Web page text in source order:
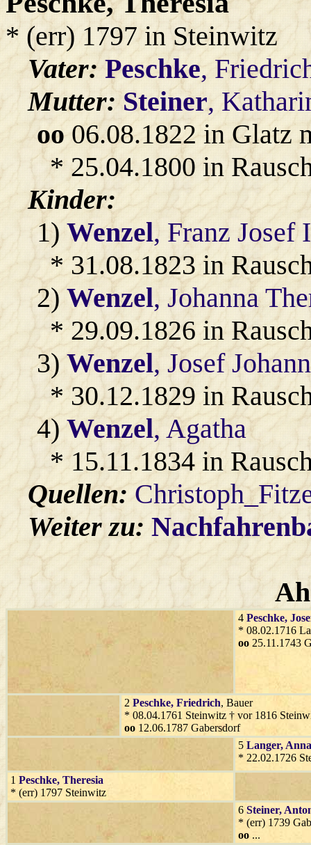
* (err) 1797 in Steinwitz
Vater:Peschke,
Mutter:Steiner,
oo06.08.1822 in Glatz
* 25.04.1800 in
Kinder:
1)Wenzel, Franz Josef
* 31.08.1823 in
2)Wenzel, Johanna
* 29.09.1826 in
3)Wenzel, Josef
* 30.12.1829 in
4)Wenzel, Agatha
* 15.11.1834 in
Quellen:
Weiter zu:
4 Peschke,
* 08.02.1716
oo 25.11.1743
2 Peschke, Friedrich, Bauer
* 08.04.1761 Steinwitz † vor 1816
oo 12.06.1787 Gabersdorf
5 Langer,
* 22.02.1726
1 Peschke, Theresia
* (err) 1797 Steinwitz
6 Steiner,
* (err) 1739
oo ...